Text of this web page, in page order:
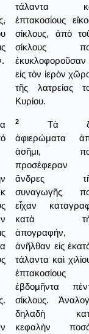
τάλαντα
ἑπτακοσίους
σίκλους, ἀπὸ
σίκλους
ἐκυκλοφοροῦσαν
εἰς τὸν ἱερὸν
τῆς λατρείας
Κυρίου.
2
Τὰ
ἀφιερώματα
ἀσῆμι,
προσέφεραν
ἄνδρες
συναγωγῆς
εἶχαν
κατὰ
ἀπογραφήν,
ἀνῆλθαν εἰς
τάλαντα καὶ
ἑπτακοσίους
ἑβδομῆντα
σίκλους.
δηλαδὴ
κεφαλὴν